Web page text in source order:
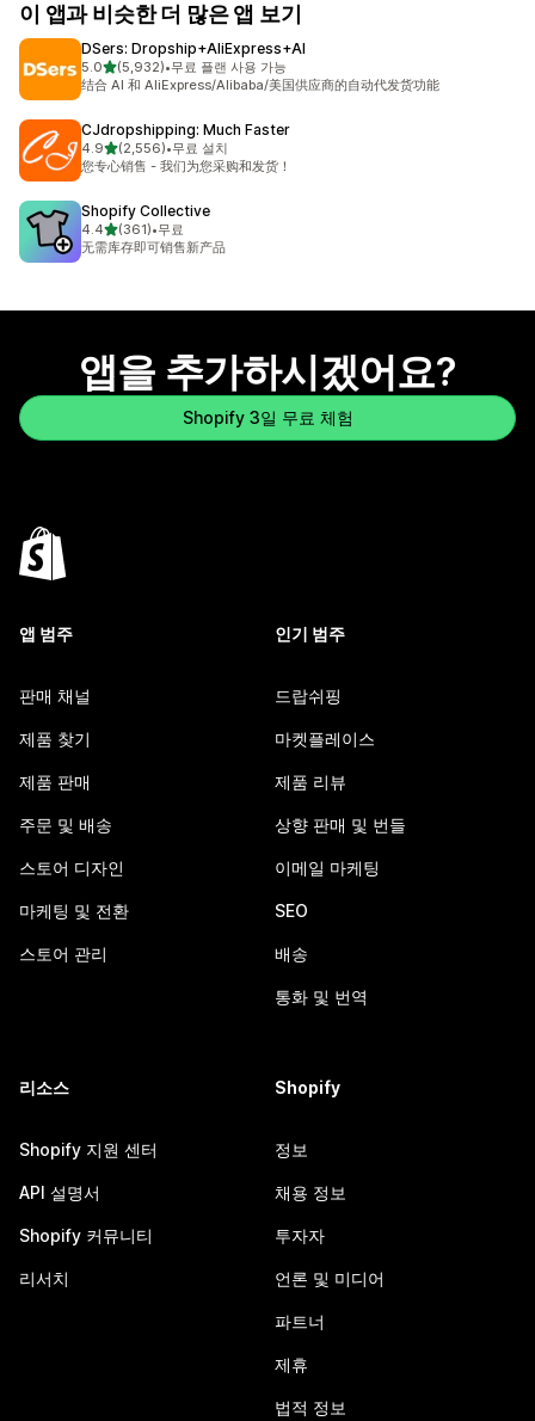
이 앱과 비슷한 더 많은 앱 보기
DSers: Dropship+AliExpress+AI
5.0별 5개 중
(5,932)
총 리뷰 5932개
•무료 플랜 사용 가능
结合 AI 和 AliExpress/Alibaba/美国供应商的自动代发货功能
CJdropshipping: Much Faster
4.9별 5개 중
(2,556)
총 리뷰 2556개
•무료 설치
您专心销售 - 我们为您采购和发货！
Shopify Collective
4.4별 5개 중
(361)
총 리뷰 361개
•무료
无需库存即可销售新产品
앱을 추가하시겠어요?
Shopify 3일 무료 체험
앱 범주
판매 채널
제품 찾기
제품 판매
주문 및 배송
스토어 디자인
마케팅 및 전환
스토어 관리
인기 범주
드랍쉬핑
마켓플레이스
제품 리뷰
상향 판매 및 번들
이메일 마케팅
SEO
배송
통화 및 번역
리소스
Shopify 지원 센터
API 설명서
Shopify 커뮤니티
리서치
Shopify
정보
채용 정보
투자자
언론 및 미디어
파트너
제휴
법적 정보